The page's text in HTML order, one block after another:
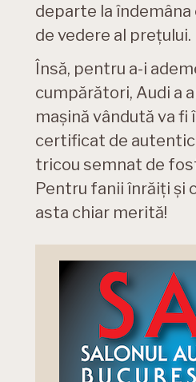
departe la
de vedere al prețului.
Însă, pentru a-i
cumpărători, Audi a
mașină vândută va fi
certificat de
tricou semnat de
Pentru fanii înrăiți și
asta chiar merită!